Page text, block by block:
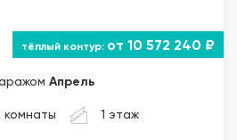
от 10 572 240 ₽
Апрель
комнаты 1 этаж